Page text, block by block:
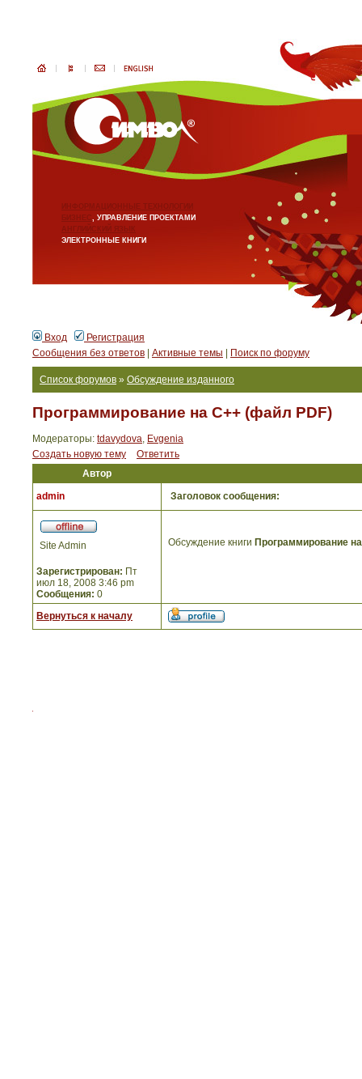
ИНФОРМАЦИОННЫЕ ТЕХНОЛОГИИ
БИЗНЕС, УПРАВЛЕНИЕ ПРОЕКТАМИ
АНГЛИЙСКИЙ ЯЗЫК
ЭЛЕКТРОННЫЕ КНИГИ
Вход
Регистрация
Сообщения без ответов
Активные темы Поиск по форуму
Список форумов » Обсуждение изданного
Программирование на C++ (файл PDF)
Модераторы: tdavydova, Evgenia
Создать новую тему
Ответить
Автор
admin
Заголовок сообщения:
Site Admin
Зарегистрирован: Пт
июл 18, 2008 3:46 pm
Сообщения: 0
Обсуждение книги Программирование
Вернуться к началу